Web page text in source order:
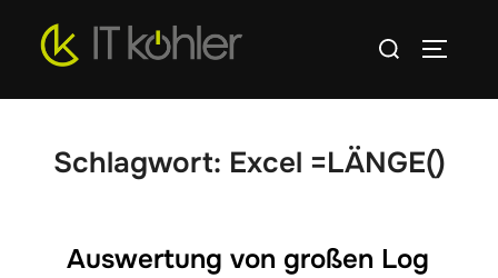
Inhalt
Suchen
Schlagwort: Excel =LÄNGE()
Auswertung von großen Log